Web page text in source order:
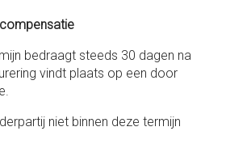
bedraagt steeds 30 dagen na
vindt plaats op een door
niet binnen deze termijn